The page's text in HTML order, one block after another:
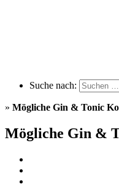
Suche nach:
» Mögliche Gin & Tonic
Mögliche Gin &